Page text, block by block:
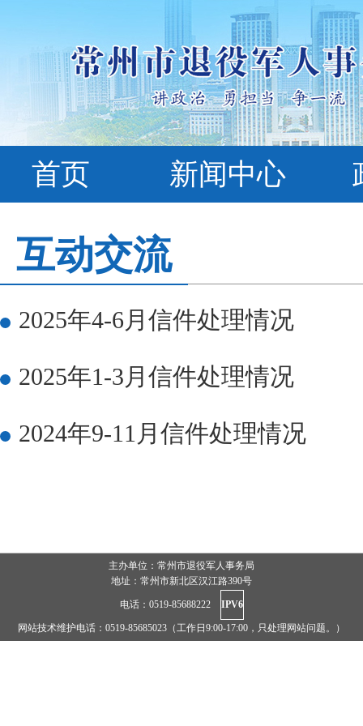
首页 新闻中心
互动交流
2025年4-6月信件处理情况
2025年1-3月信件处理情况
2024年9-11月信件处理情况
主办单位：常州市退役军人事务局
地址：常州市新北区汉江路390号
电话：0519-85688222 IPV6
网站技术维护电话：0519-85685023（工作日9:00-17:00，只处理网站问题。）